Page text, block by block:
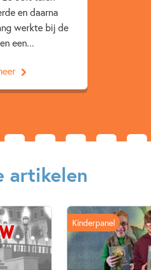
en daarna
werkte bij de
een...
artikelen
Kinderpanel